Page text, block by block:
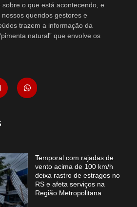
o que está acontecendo, e
queridos gestores e
trazem a informação da
natural” que envolve os
Temporal com rajadas de
vento acima de 100 km/h
deixa rastro de estragos no
RS e afeta serviços na
Região Metropolitana